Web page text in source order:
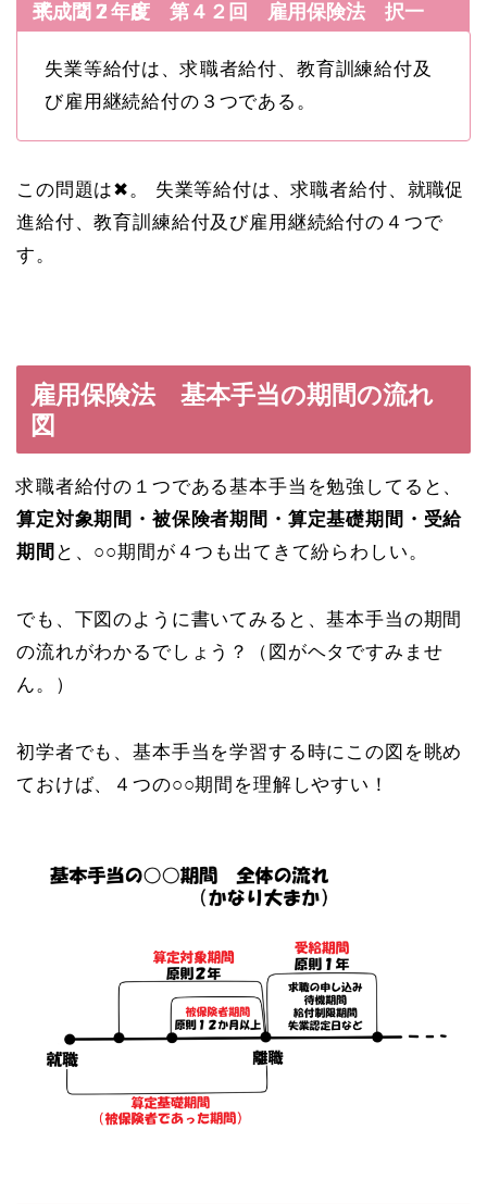
平成２２年度 第４２回 雇用保険法 択一式 問７ B
失業等給付は、求職者給付、教育訓練給付及
び雇用継続給付の３つである。
この問題は✖。 失業等給付は、求職者給付、就職促
進給付、教育訓練給付及び雇用継続給付の４つで
す。
雇用保険法 基本手当の期間の流れ
図
求職者給付の１つである基本手当を勉強してると、
算定対象期間・被保険者期間・算定基礎期間・受給
期間 と、○○期間が４つも出てきて紛らわしい。
でも、下図のように書いてみると、基本手当の期間
の流れがわかるでしょう？（図がヘタですみませ
ん。）
初学者でも、基本手当を学習する時にこの図を眺め
ておけば、４つの○○期間を理解しやすい！